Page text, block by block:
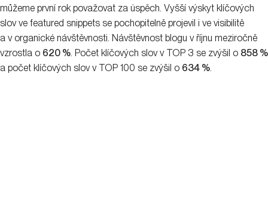
můžeme první rok považovat za úspěch. Vyšší výskyt klíčových
slov ve featured snippets se pochopitelně projevil i ve visibilitě
a v organické návštěvnosti. Návštěvnost blogu v říjnu meziročně
vzrostla o 620 %. Počet klíčových slov v TOP 3 se zvýšil o 858 %
a počet klíčových slov v TOP 100 se zvýšil o 634 %.